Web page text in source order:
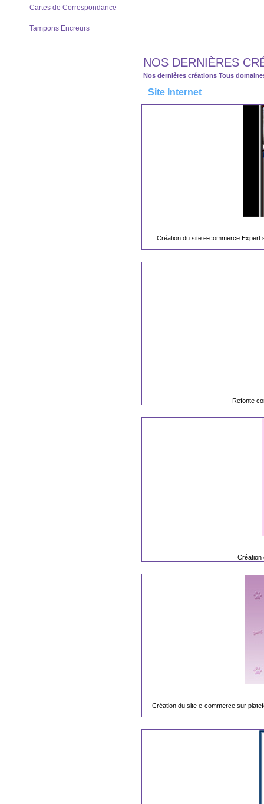
Cartes de Correspondance
Tampons Encreurs
NOS DERNIÈRES
Nos dernières créations Tous
Site Internet
Création du site e-commerce Expert
Refonte
Création
Création du site e-commerce sur